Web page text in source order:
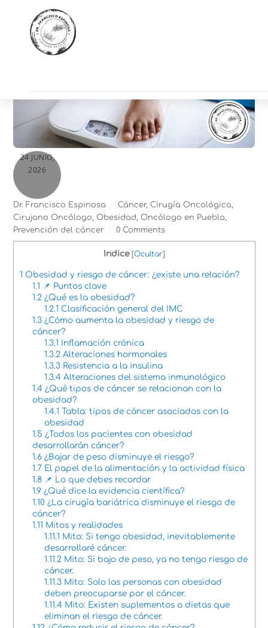
24 JUNIO,
2026
Dr. Francisco Espinosa Cáncer, Cirugía Oncológica,
Cirujano Oncólogo,Obesidad,Oncólogo en Puebla,
Prevención del cáncer
0 Comments
Indice [Ocultar]
1 Obesidad y riesgo de cáncer: ¿existe una relación?
1.1 📌 Puntos clave
1.2 ¿Qué es la obesidad?
1.2.1 Clasificación general del IMC
1.3¿Cómo aumenta la obesidad y riesgo de
cáncer?
1.3.1 Inflamación crónica
1.3.2 Alteraciones hormonales
1.3.3 Resistencia a la insulina
1.3.4 Alteraciones del sistema inmunológico
1.4 ¿Qué tipos de cáncer se relacionan con la
obesidad?
1.4.1 Tabla: tipos de cáncer asociados con la
obesidad
1.5 ¿Todos los pacientes con obesidad
desarrollarán cáncer?
1.6¿Bajar de peso disminuye el riesgo?
1.7El papel de la alimentación y la actividad física
1.8📌 Lo que debes recordar
1.9 ¿Qué dice la evidencia científica?
1.10¿La cirugía bariátrica disminuye el riesgo de
cáncer?
1.11 Mitos y realidades
1.11.1 Mito: Si tengo obesidad, inevitablemente
desarrollaré cáncer.
1.11.2 Mito: Si bajo de peso, ya no tengo riesgo de
cáncer.
1.11.3 Mito: Solo las personas con obesidad
deben preocuparse por el cáncer.
1.11.4 Mito: Existen suplementos o dietas que
eliminan el riesgo de cáncer.